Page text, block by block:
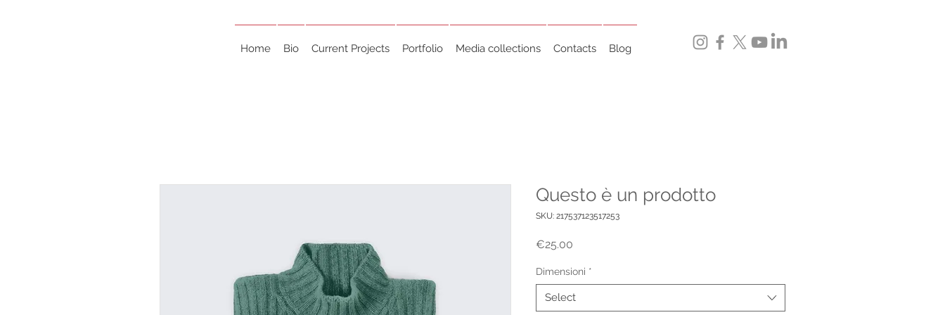
Home Bio Current Projects Portfolio Media collections Contacts Blog
Questo è un prodotto
SKU: 217537123517253
€25.00
Dimensioni *
Select